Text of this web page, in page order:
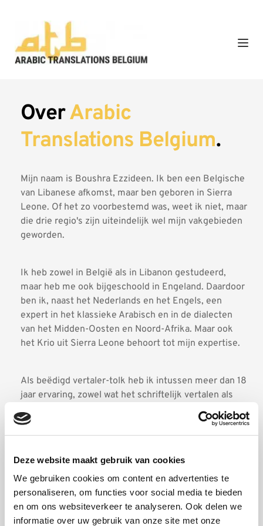
Deze website maakt gebruik van cookies
We gebruiken cookies om content en advertenties te
personaliseren, om functies voor social media te bieden
en om ons websiteverkeer te analyseren. Ook delen we
informatie over uw gebruik van onze site met onze
Over Arabic
Translations Belgium.
Mijn naam is Boushra Ezzideen. Ik ben een Belgische
van Libanese afkomst, maar ben geboren in Sierra
Leone. Of het zo voorbestemd was, weet ik niet, maar
die drie regio's zijn uiteindelijk wel mijn vakgebieden
geworden.
Ik heb zowel in België als in Libanon gestudeerd,
maar heb me ook bijgeschoold in Engeland. Daardoor
ben ik, naast het Nederlands en het Engels, een
expert in het klassieke Arabisch en in de dialecten
van het Midden-Oosten en Noord-Afrika. Maar ook
het Krio uit Sierra Leone behoort tot mijn expertise.
Als beëdigd vertaler-tolk heb ik intussen meer dan 18
jaar ervaring, zowel wat het schriftelijk vertalen als
het (telefonisch) tolken betreft. U kunt bij mij terecht
voor simultaan tolken in het Nederlands, Engels en
Arabisch.
Ik werk voor rechtbanken, politiediensten en de
federale overheidsdienst justitie. Maar daarnaast krijg